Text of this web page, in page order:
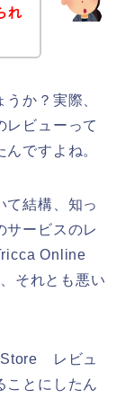
れ
か？実際、
ビューって
ですよね。
結構、知っ
ービスのレ
Online
それとも悪い
レビュ
ことにしたん